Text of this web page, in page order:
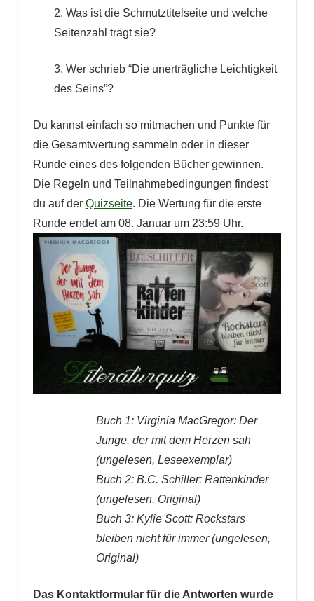
2. Was ist die Schmutztitelseite und welche
Seitenzahl trägt sie?
3. Wer schrieb “Die unerträgliche Leichtigkeit
des Seins”?
Du kannst einfach so mitmachen und Punkte für
die Gesamtwertung sammeln oder in dieser
Runde eines des folgenden Bücher gewinnen.
Die Regeln und Teilnahmebedingungen findest
du auf der Quizseite. Die Wertung für die erste
Runde endet am 08. Januar um 23:59 Uhr.
Buch 1: Virginia MacGregor: Der
Junge, der mit dem Herzen sah
(ungelesen, Leseexemplar)
Buch 2: B.C. Schiller: Rattenkinder
(ungelesen, Original)
Buch 3: Kylie Scott: Rockstars
bleiben nicht für immer (ungelesen,
Original)
Das Kontaktformular für die Antworten wurde